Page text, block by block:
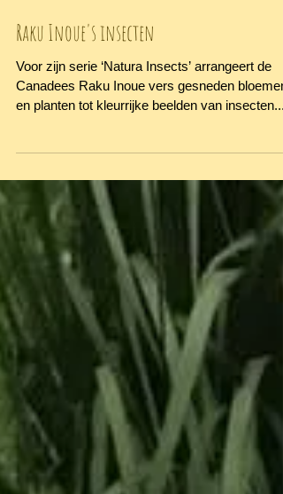
Raku Inoue's insecten
Voor zijn serie ‘Natura Insects’ arrangeert de
Canadees Raku Inoue vers gesneden bloemen